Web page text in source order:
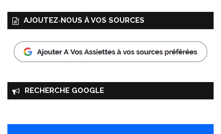
AJOUTEZ‑NOUS À VOS SOURCES
RECHERCHE GOOGLE